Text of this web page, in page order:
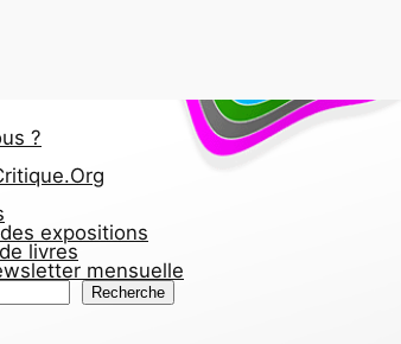
?
expositions
livres
mensuelle
Recherche